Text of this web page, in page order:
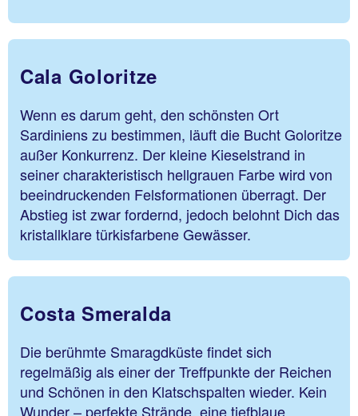
Cala Goloritze
Wenn es darum geht, den schönsten Ort
Sardiniens zu bestimmen, läuft die Bucht Goloritze
außer Konkurrenz. Der kleine Kieselstrand in
seiner charakteristisch hellgrauen Farbe wird von
beeindruckenden Felsformationen überragt. Der
Abstieg ist zwar fordernd, jedoch belohnt Dich das
kristallklare türkisfarbene Gewässer.
Costa Smeralda
Die berühmte Smaragdküste findet sich
regelmäßig als einer der Treffpunkte der Reichen
und Schönen in den Klatschspalten wieder. Kein
Wunder – perfekte Strände, eine tiefblaue